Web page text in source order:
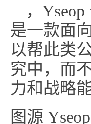
，
是一款面
以帮此类
究中，而
力和战略能
图源